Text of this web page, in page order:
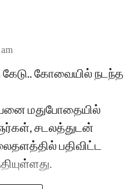
கேடு.. கோவையில் நடந்த
மதுபோதையில்
சடலத்துடன்
பதிவிட்ட